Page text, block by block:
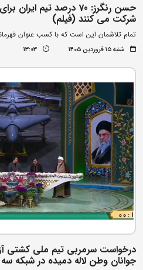
حسن رنگرز: 70 درصد تیم
شرکت می کنند (فیلم)
تمام تلاشمان این است که با کسب عنوان
شنبه ۱۵ فروردین ۱۴۰۵ 13:03
درخواست سرمربی تیم ملی کشتی
جوانان وطن لاله دمیده در شبکه